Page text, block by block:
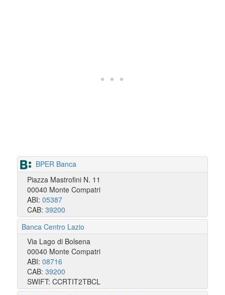
BPER Banca
Piazza Mastrofini N. 11
00040 Monte Compatri
ABI: 05387
CAB: 39200
Banca Centro Lazio
Via Lago di Bolsena
00040 Monte Compatri
ABI: 08716
CAB: 39200
SWIFT: CCRTIT2TBCL